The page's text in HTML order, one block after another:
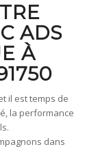
ADS
À
il est temps de
la performance
dans